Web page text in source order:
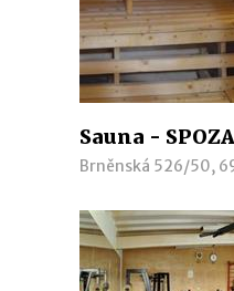
Sauna -
Brněnská 526/50,